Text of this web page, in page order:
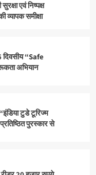
एवं निष्पक्ष
व्यापक समीक्षा
दिवसीय “Safe
अभियान
टुडे टूरिज्म
पुरस्कार से